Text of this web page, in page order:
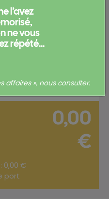
pouvoir obtenir un devis
0,00
€
0,00 €
port
l’avez
ne vous
répété...
affaires », nous consulter.